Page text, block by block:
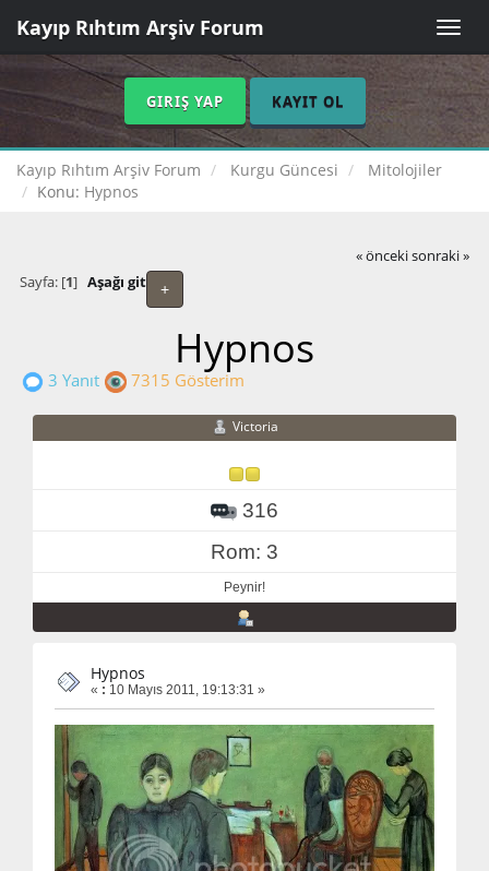
Toggle
Kayıp Rıhtım Arşiv Forum
GIRIŞ YAP KAYIT OL
Kayıp Rıhtım Arşiv Forum Kurgu Güncesi
Mitolojiler
Konu: Hypnos
« önceki sonraki »
+
Sayfa: [1] Aşağı git
Hypnos
3 Yanıt 7315 Gösterim
Victoria
316
Rom: 3
Peynir!
Hypnos
« : 10 Mayıs 2011, 19:13:31 »